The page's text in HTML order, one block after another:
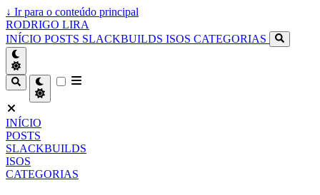
↓ Ir para o conteúdo principal
RODRIGO LIRA
INÍCIO POSTS SLACKBUILDS ISOS CATEGORIAS
INÍCIO
POSTS
SLACKBUILDS
ISOS
CATEGORIAS